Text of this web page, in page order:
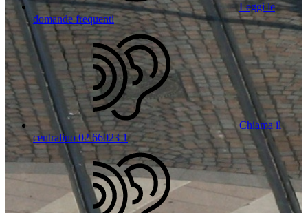
Leggi le
domande frequenti
Chiama il
centralino 02 66023 1